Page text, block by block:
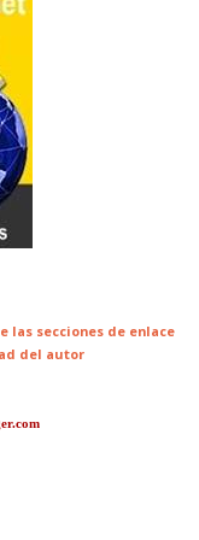
las secciones de enlace
del autor